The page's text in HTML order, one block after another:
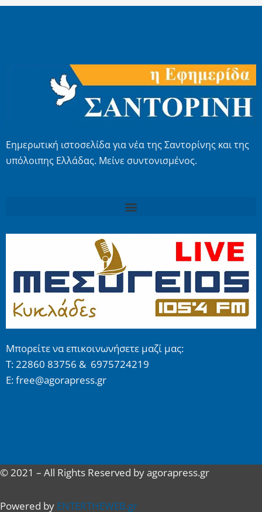
Εημερωτική ιστοσελίδα για νέα της Σαντορίνης και της
υπόλοιπης Ελλάδας. Μείνε συντονισμένος.
Μπορείτε να επικοινωνήσετε μαζί μας:
Τ: 22860 83756 & 6975724219
E: free@agorapress.gr
© 2021 – All Rights Reserved by agorapress.gr
Powered by ENTERTHEWEB.gr